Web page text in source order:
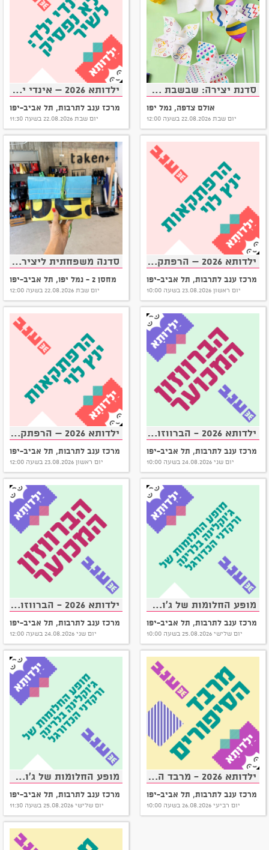
ילדותא 2026 – אינדי ילד: לא נפסיק לשיר
מרכז ענב לתרבות, תל אביב-יפו
יום שבת 22.08.2026 בשעה 11:30
סדנת יצירה: שבשבת של דמיון
אולם צדפה, נמל יפו
יום שבת 22.08.2026 בשעה 12:00
סדנה משפחתית ליצירת תיקים משלטי חוצות
מחסן 2 - נמל יפו, תל אביב-יפו
יום שבת 22.08.2026 בשעה 12:00
ילדותא 2026 – הרפתקאות ינץ לוי
מרכז ענב לתרבות, תל אביב-יפו
יום ראשון 23.08.2026 בשעה 10:00
ילדותא 2026 – הרפתקאות ינץ לוי
מרכז ענב לתרבות, תל אביב-יפו
יום ראשון 23.08.2026 בשעה 12:00
ילדותא 2026 - הברווזון המכוער
מרכז ענב לתרבות, תל אביב-יפו
יום שני 24.08.2026 בשעה 10:00
ילדותא 2026 - הברווזון המכוער
מרכז ענב לתרבות, תל אביב-יפו
יום שני 24.08.2026 בשעה 12:00
מופע החלומות של ג'וקלינה בלרינה ורקדני הכדורגל - קומדיית מחול מאת ינץ לוי וענבל אושמן
מרכז ענב לתרבות, תל אביב-יפו
יום שלישי 25.08.2026 בשעה 10:00
מופע החלומות של ג'וקלינה בלרינה ורקדני הכדורגל - קומדיית מחול מאת ינץ לוי וענבל אושמן
מרכז ענב לתרבות, תל אביב-יפו
יום שלישי 25.08.2026 בשעה 11:30
ילדותא 2026 - מרבד הסיפורים
מרכז ענב לתרבות, תל אביב-יפו
יום רביעי 26.08.2026 בשעה 10:00